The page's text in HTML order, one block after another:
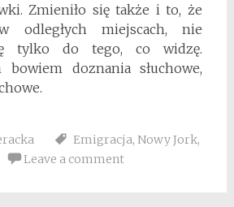
Zmieniło się także i to, że
odległych miejscach, nie
tylko do tego, co widzę.
bowiem doznania słuchowe,
Emigracja, Nowy Jork,
Leave a comment